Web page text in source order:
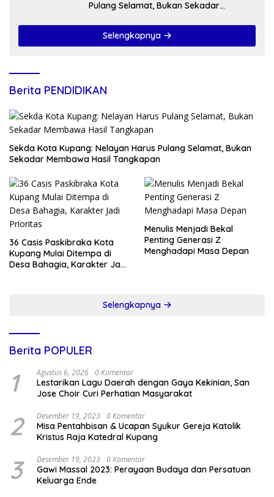
Pulang Selamat, Bukan Sekadar
Selengkapnya
Berita PENDIDIKAN
Sekda Kota Kupang: Nelayan Harus Pulang Selamat, Bukan
Sekadar Membawa Hasil Tangkapan
36 Casis Paskibraka Kota
Kupang Mulai Ditempa di
Desa Bahagia, Karakter Jadi
Menulis Menjadi Bekal
Penting Generasi Z
Menghadapi Masa Depan
Selengkapnya
Berita POPULER
1 Agustus 6, 2026 0 Komentar
Lestarikan Lagu Daerah dengan Gaya Kekinian, San
Jose Choir Curi Perhatian Masyarakat
2 Desember 19, 2023 0 Komentar
Misa Pentahbisan & Ucapan Syukur Gereja Katolik
Kristus Raja Katedral Kupang
3 Desember 19, 2023 0 Komentar
Gawi Massal 2023: Perayaan Budaya dan Persatuan
Keluarga Ende